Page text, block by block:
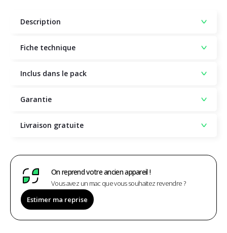
Description
Fiche technique
Inclus dans le pack
Garantie
Livraison gratuite
On reprend votre ancien appareil !
Vous avez un mac que vous souhaitez revendre ?
Estimer ma reprise